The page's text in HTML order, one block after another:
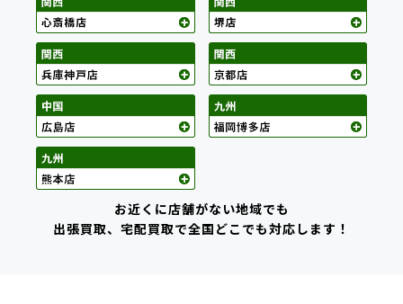
お近くに店舗がない地域でも
出張買取、宅配買取で全国どこでも対応します！